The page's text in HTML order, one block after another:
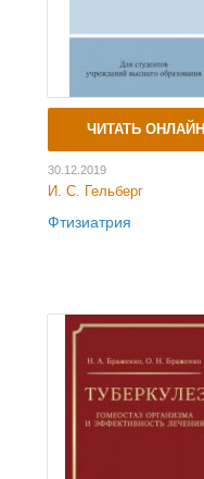
ЧИТАТЬ ОНЛАЙН
30.12.2019
И. С. Гельберг
Фтизиатрия